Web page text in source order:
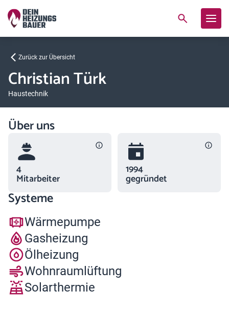
Zurück zur Übersicht
Christian Türk
Haustechnik
Über uns
4
Mitarbeiter
1994
gegründet
Systeme
Wärmepumpe
Gasheizung
Ölheizung
Wohnraumlüftung
Solarthermie